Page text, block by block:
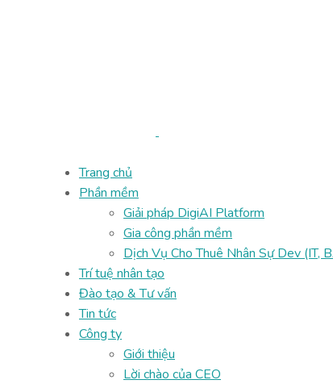
Trang chủ
Phần mềm
Giải pháp DigiAI Platform
Gia công phần mềm
Dịch Vụ Cho Thuê Nhân Sự Dev (IT,
Trí tuệ nhân tạo
Đào tạo & Tư vấn
Tin tức
Công ty
Giới thiệu
Lời chào của CEO